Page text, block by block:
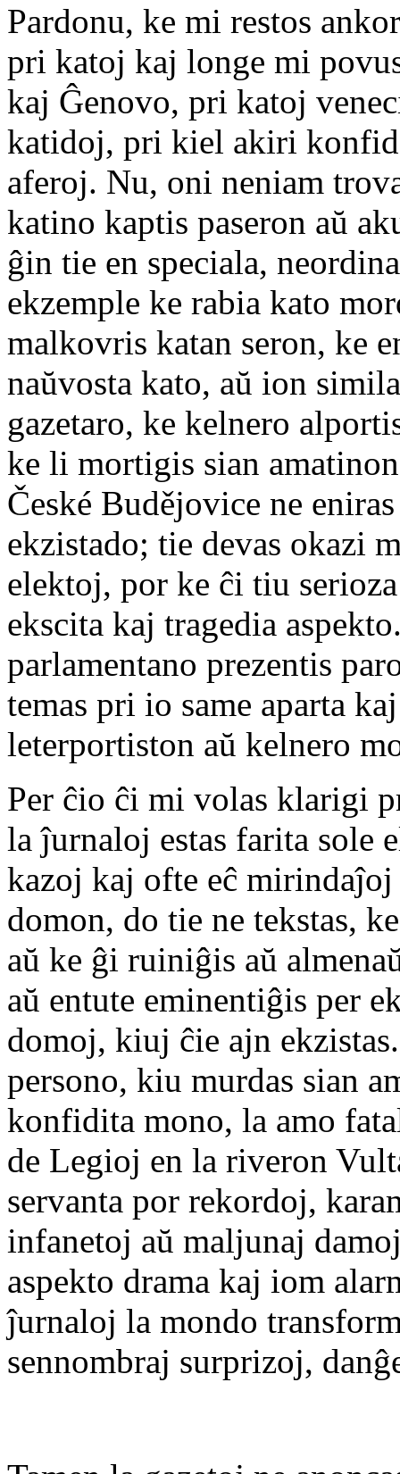
Pardonu, ke mi restos
pri katoj kaj longe mi
kaj Ĝenovo, pri katoj
katidoj, pri kiel akiri
aferoj. Nu, oni neniam
katino kaptis paseron aŭ
ĝin tie en speciala,
ekzemple ke rabia kato
malkovris katan seron, ke
naŭvosta kato, aŭ ion
gazetaro, ke kelnero
ke li mortigis sian
České Budějovice ne
ekzistado; tie devas okazi
elektoj, por ke ĉi tiu
ekscita kaj tragedia
parlamentano prezentis
temas pri io same aparta
leterportiston aŭ kelnero
Per ĉio ĉi mi volas klarigi
la ĵurnaloj estas farita sole
kazoj kaj ofte eĉ
domon, do tie ne tekstas,
aŭ ke ĝi ruiniĝis aŭ
aŭ entute eminentiĝis per
domoj, kiuj ĉie ajn
persono, kiu murdas sian
konfidita mono, la amo
de Legioj en la riveron
servanta por rekordoj,
infanetoj aŭ maljunaj
aspekto drama kaj iom
ĵurnaloj la mondo
sennombraj surprizoj,